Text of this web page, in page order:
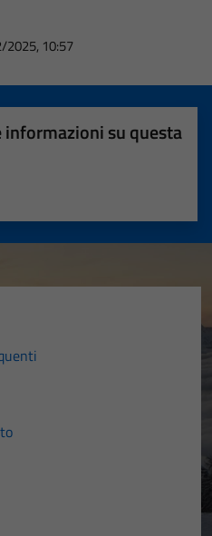
10:57
informazioni su questa
su 5
5